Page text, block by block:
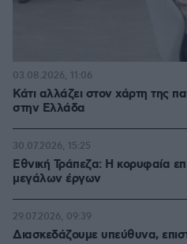
Κάτι αλλάζει στον χάρτη της
στην Ελλάδα
03.08.2026, 11:06
Εθνική Τράπεζα: Η κορυφαία
μεγάλων έργων
30.07.2026, 15:25
Διασκεδάζουμε υπεύθυνα,
29.07.2026, 09:39